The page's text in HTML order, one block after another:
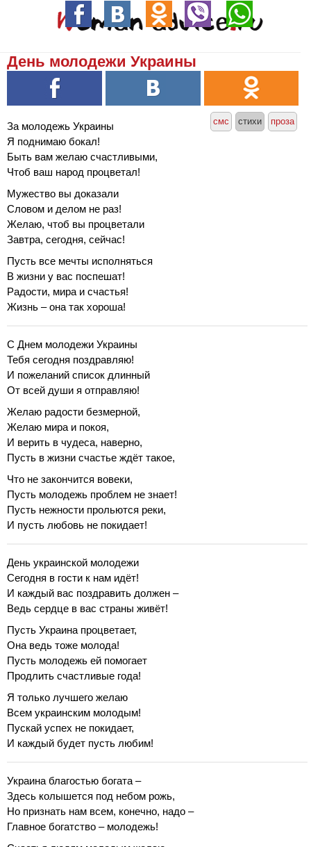
День молодежи Украины
смс стихи проза
За молодежь Украины
Я поднимаю бокал!
Быть вам желаю счастливыми,
Чтоб ваш народ процветал!
Мужество вы доказали
Словом и делом не раз!
Желаю, чтоб вы процветали
Завтра, сегодня, сейчас!
Пусть все мечты исполняться
В жизни у вас поспешат!
Радости, мира и счастья!
Жизнь – она так хороша!
С Днем молодежи Украины
Тебя сегодня поздравляю!
И пожеланий список длинный
От всей души я отправляю!
Желаю радости безмерной,
Желаю мира и покоя,
И верить в чудеса, наверно,
Пусть в жизни счастье ждёт такое,
Что не закончится вовеки,
Пусть молодежь проблем не знает!
Пусть нежности прольются реки,
И пусть любовь не покидает!
День украинской молодежи
Сегодня в гости к нам идёт!
И каждый вас поздравить должен –
Ведь сердце в вас страны живёт!
Пусть Украина процветает,
Она ведь тоже молода!
Пусть молодежь ей помогает
Продлить счастливые года!
Я только лучшего желаю
Всем украинским молодым!
Пускай успех не покидает,
И каждый будет пусть любим!
Украина благостью богата –
Здесь колышется под небом рожь,
Но признать нам всем, конечно, надо –
Главное богатство – молодежь!